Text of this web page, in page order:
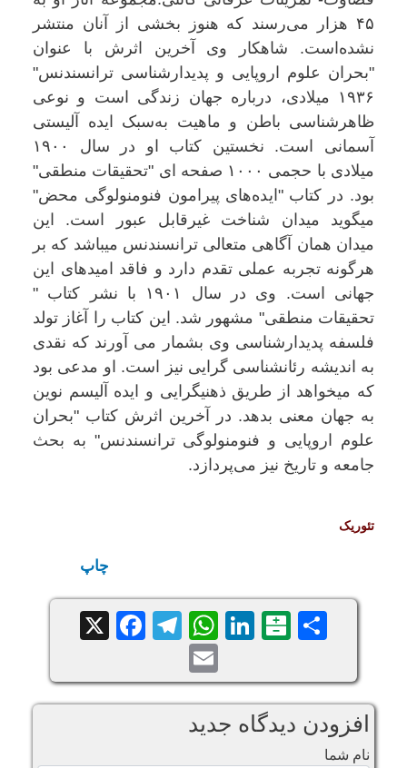
۴۵ هزار می‌رسند که هنوز بخشی از آنان منتشر
نشده‌است. شاهکار وی آخرین اثرش با عنوان
"بحران علوم اروپایی و پدیدارشناسی ترانسندنس"
۱۹۳۶ میلادی، درباره جهان زندگی است و نوعی
ظاهرشناسی باطن و ماهیت به‌سبک ایده آلیستی
آسمانی است. نخستین کتاب او در سال ۱۹۰۰
میلادی با حجمی ۱۰۰۰ صفحه ای "تحقیقات منطقی"
بود. در کتاب "ایده‌های پیرامون فنومنولوگی محض"
میگوید میدان شناخت غیرقابل عبور است. این
میدان همان آگاهی متعالی ترانسندنس میباشد که بر
هرگونه تجربه عملی تقدم دارد و فاقد امیدهای این
جهانی است. وی در سال ۱۹۰۱ با نشر کتاب "
تحقیقات منطقی" مشهور شد. این کتاب را آغاز تولد
فلسفه پدیدارشناسی وی بشمار می آورند که نقدی
به اندیشه رئانشناسی گرایی نیز است. او مدعی بود
که میخواهد از طریق ذهنیگرایی و ایده آلیسم نوین
به جهان معنی بدهد. در آخرین اثرش کتاب "بحران
علوم اروپایی و فنومنولوگی ترانسندنس" به بحث
جامعه و تاریخ نیز می‌پردازد.
تئوریک
چاپ
Share
Balatarin
LinkedIn
WhatsApp
Telegram
Facebook
X
Email
افزودن دیدگاه جدید
نام شما